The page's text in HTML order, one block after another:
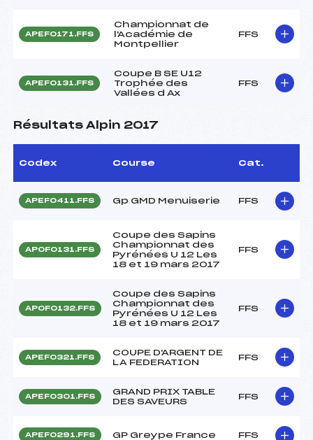
APEF0171.FFS
Championnat de
l'Académie de
Montpellier
FFS
APEF0131.FFS
Coupe B SE U12
Trophée des
Vallées d Ax
FFS
Résultats Alpin 2017
Codex Course Cat.
APEF0411.FFS Gp GMD Menuiserie FFS
APOF0131.FFS
Coupe des Sapins
Championnat des
Pyrénées U 12 Les
18 et 19 mars 2017
FFS
APOF0132.FFS
Coupe des Sapins
Championnat des
Pyrénées U 12 Les
18 et 19 mars 2017
FFS
APEF0321.FFS
COUPE D'ARGENT DE
LA FEDERATION
FFS
APEF0301.FFS
GRAND PRIX TABLE
DES SAVEURS
FFS
APEF0291.FFS GP Greype France FFS